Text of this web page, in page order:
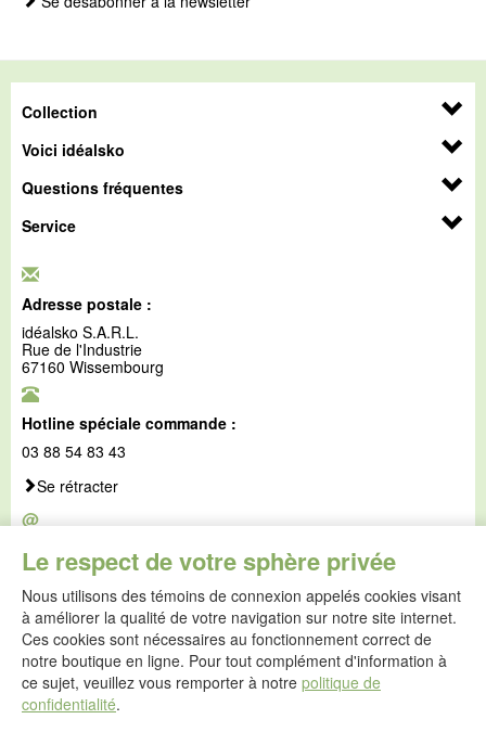
Le respect de votre sphère privée
Nous utilisons des témoins de connexion appelés cookies visant
à améliorer la qualité de votre navigation sur notre site internet.
Ces cookies sont nécessaires au fonctionnement correct de
notre boutique en ligne. Pour tout complément d'information à
ce sujet, veuillez vous remporter à notre politique de
confidentialité.
Collection
Voici idéalsko
Questions fréquentes
Service
Adresse postale :
idéalsko S.A.R.L.
Rue de l'Industrie
67160 Wissembourg
Hotline spéciale commande :
03 88 54 83 43
Se rétracter
@
service@idealsko.fr
@
Formulaire de contact
Aller au formulaire de contact